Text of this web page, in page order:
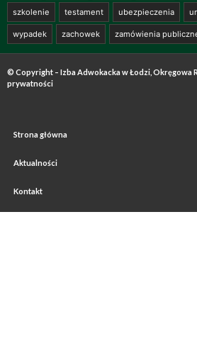
szkolenie testament ubezpieczenia
wypadek zachowek zamówienia
© Copyright – Izba Adwokacka w Łodzi, Okręgowa
prywatności
Strona główna
Aktualności
Kontakt